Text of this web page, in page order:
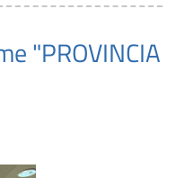
"PROVINCIA